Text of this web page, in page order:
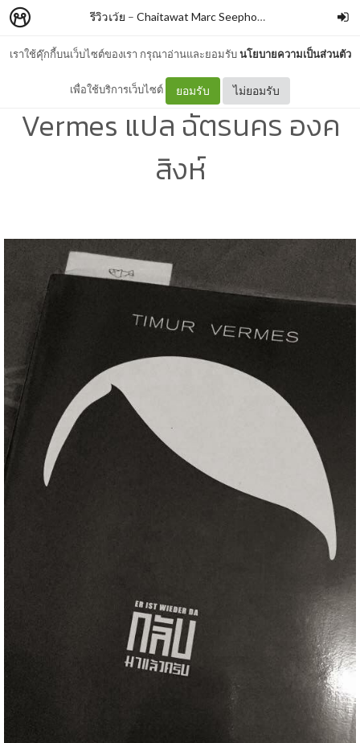
เราใช้คุ๊กกี้บนเว็บไซต์ของเรา กรุณาอ่านและยอมรับนโยบายความเป็นส่วนตัว
เพื่อใช้บริการเว็บไซต์ ยอมรับ ไม่ยอมรับ
รีวิวเว้ย – Chaitawat Marc Seephongsai
กลับมาแล้วครับ By Timur
Vermes แปล ฉัตรนคร องค
สิงห์